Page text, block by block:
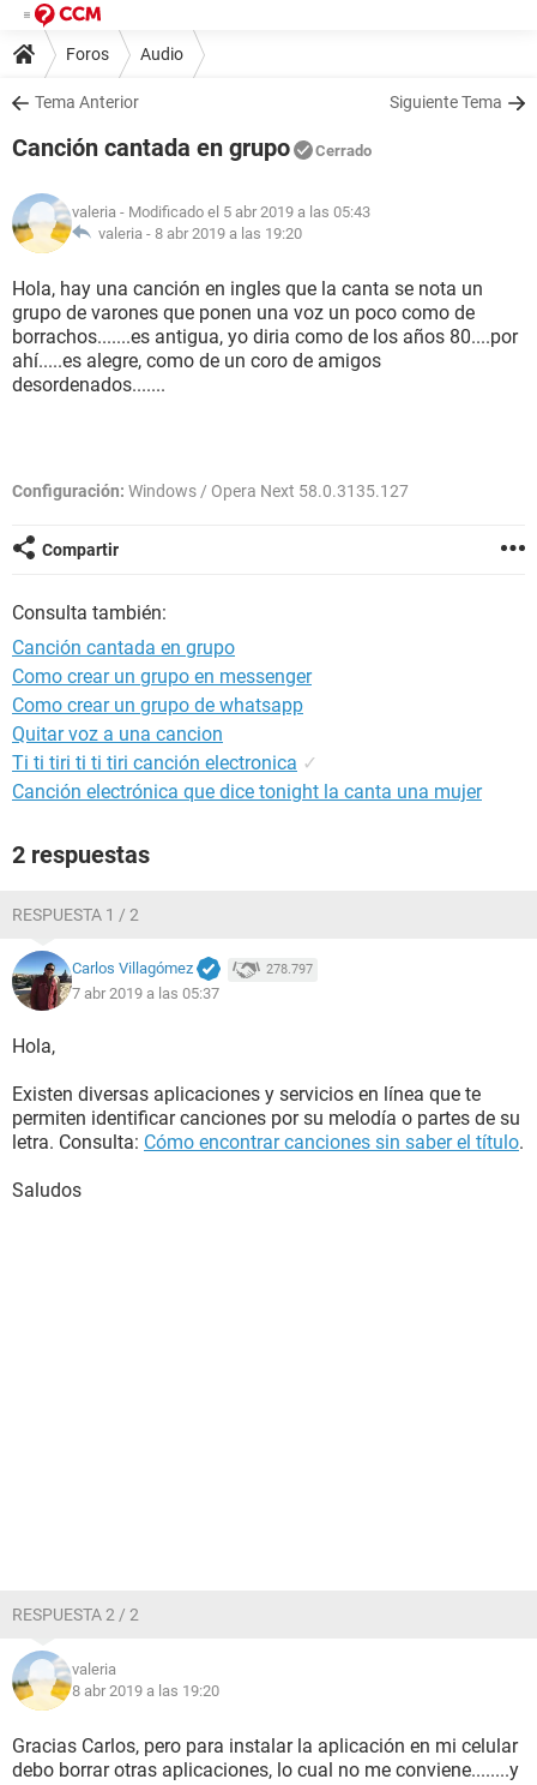
Foros Audio
Tema Anterior Siguiente Tema
Canción cantada en grupo Cerrado
valeria - Modificado el 5 abr 2019 a las 05:43
valeria - 8 abr 2019 a las 19:20
Hola, hay una canción en ingles que la canta se nota un
grupo de varones que ponen una voz un poco como de
borrachos.......es antigua, yo diria como de los años 80....por
ahí.....es alegre, como de un coro de amigos
desordenados.......
Configuración: Windows / Opera Next 58.0.3135.127
Compartir
Consulta también:
Canción cantada en grupo
Como crear un grupo en messenger
Como crear un grupo de whatsapp
Quitar voz a una cancion
Ti ti tiri ti ti tiri canción electronica ✓
Canción electrónica que dice tonight la canta una mujer
2 respuestas
RESPUESTA 1 / 2
Carlos Villagómez 278.797
7 abr 2019 a las 05:37
Hola,
Existen diversas aplicaciones y servicios en línea que te
permiten identificar canciones por su melodía o partes de su
letra. Consulta: Cómo encontrar canciones sin saber el título.
Saludos
RESPUESTA 2 / 2
valeria
8 abr 2019 a las 19:20
Gracias Carlos, pero para instalar la aplicación en mi celular
debo borrar otras aplicaciones, lo cual no me conviene........y